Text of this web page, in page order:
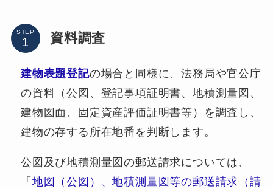
STEP 資料調査
建物表題登記の場合と同様に、法務局や官公庁
の資料（公図、登記事項証明書、地積測量図、
建物図面、固定資産評価証明書等）を調査し、
建物の存する所在地番を判断します。
公図及び地積測量図の郵送請求については、
「 地図（公図）、地積測量図等の郵送請求（請